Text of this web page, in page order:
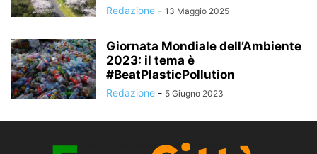
Redazione - 13 Maggio 2025
Giornata Mondiale dell’Ambiente
2023: il tema è
#BeatPlasticPollution
Redazione - 5 Giugno 2023